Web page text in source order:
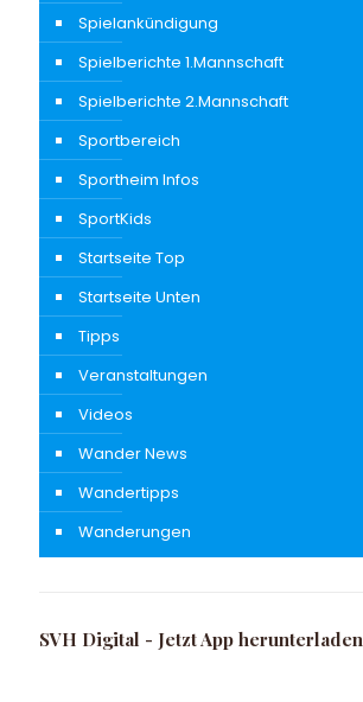
Spielankündigung
Spielberichte 1.Mannschaft
Spielberichte 2.Mannschaft
Sportbereich
Sportheim Infos
SportKids
Startseite Top
Startseite Unten
Tipps
Veranstaltungen
Videos
Wander News
Wandertipps
Wanderungen
SVH Digital - Jetzt App herunterladen